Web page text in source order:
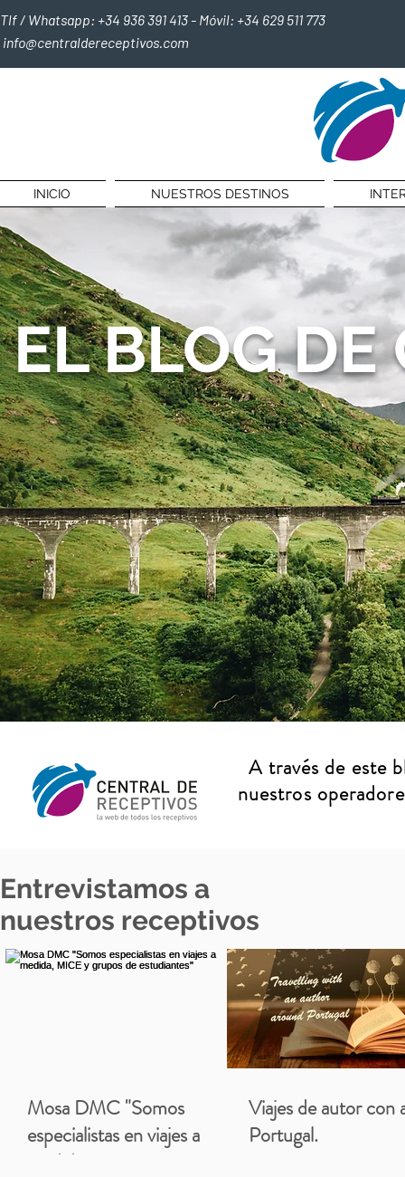
Tlf / Whatsapp: +34 936 391 413 - Móvil: +34 629 511 773
info@centraldereceptivos.com
INICIO NUESTROS DESTINOS
EL BLOG DE
A través de este
nuestros
Entrevistamos a
nuestros receptivos
Mosa DMC "Somos
especialistas en viajes a
medida, MICE y grupos de
Viajes de autor con
Portugal.